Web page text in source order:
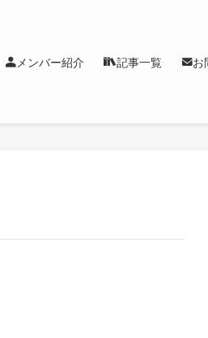
メンバー紹介 記事一覧 お